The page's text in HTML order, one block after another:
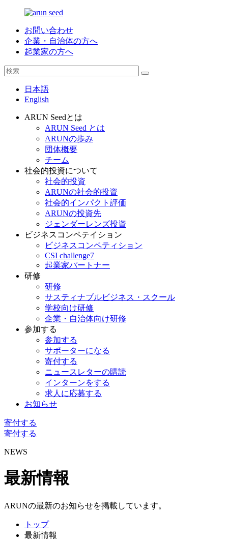
お問い合わせ
企業・自治体の方へ
起業家の方へ
日本語
English
ARUN Seedとは
ARUN Seed とは
ARUNの歩み
団体概要
チーム
社会的投資について
社会的投資
ARUNの社会的投資
社会的インパクト評価
ARUNの投資先
ジェンダーレンズ投資
ビジネスコンペテイション
ビジネスコンペティション
CSI challenge7
起業家パートナー
研修
研修
サスティナブルビジネス・スクール
学校向け研修
企業・自治体向け研修
参加する
参加する
サポーターになる
寄付する
ニュースレターの購読
インターンをする
求人に応募する
お知らせ
寄付する
寄付する
NEWS
最新情報
ARUNの最新のお知らせを掲載しています。
トップ
最新情報